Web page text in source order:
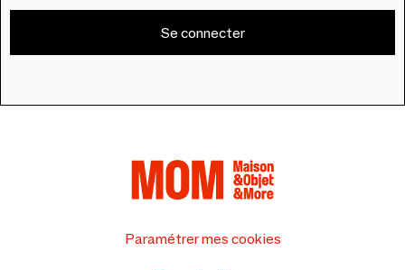
Se connecter
Paramétrer mes cookies